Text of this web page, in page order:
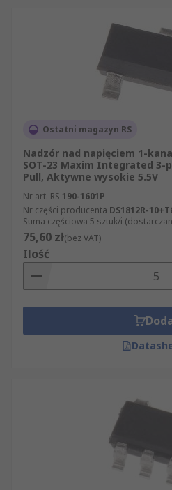
Ostatni magazyn RS
Nadzór nad napięciem 1-
SOT-23 Maxim Integrated 3-
Pull, Aktywne wysokie 5.5V
Nr art. RS 190-1601P
Nr części producenta DS1812R-
Suma częściowa 5 sztuk/i
75,60 zł(bez VAT)
Ilość